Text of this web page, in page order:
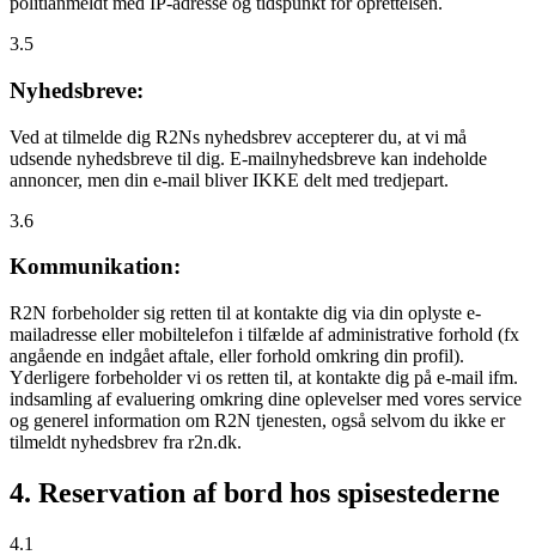
3.5
Nyhedsbreve:
Ved at tilmelde dig R2Ns nyhedsbrev accepterer du, at vi må
udsende nyhedsbreve til dig. E-mailnyhedsbreve kan indeholde
annoncer, men din e-mail bliver IKKE delt med tredjepart.
3.6
Kommunikation:
R2N forbeholder sig retten til at kontakte dig via din oplyste e-
mailadresse eller mobiltelefon i tilfælde af administrative forhold (fx
angående en indgået aftale, eller forhold omkring din profil).
Yderligere forbeholder vi os retten til, at kontakte dig på e-mail ifm.
indsamling af evaluering omkring dine oplevelser med vores service
og generel information om R2N tjenesten, også selvom du ikke er
tilmeldt nyhedsbrev fra r2n.dk.
4. Reservation af bord hos spisestederne
4.1